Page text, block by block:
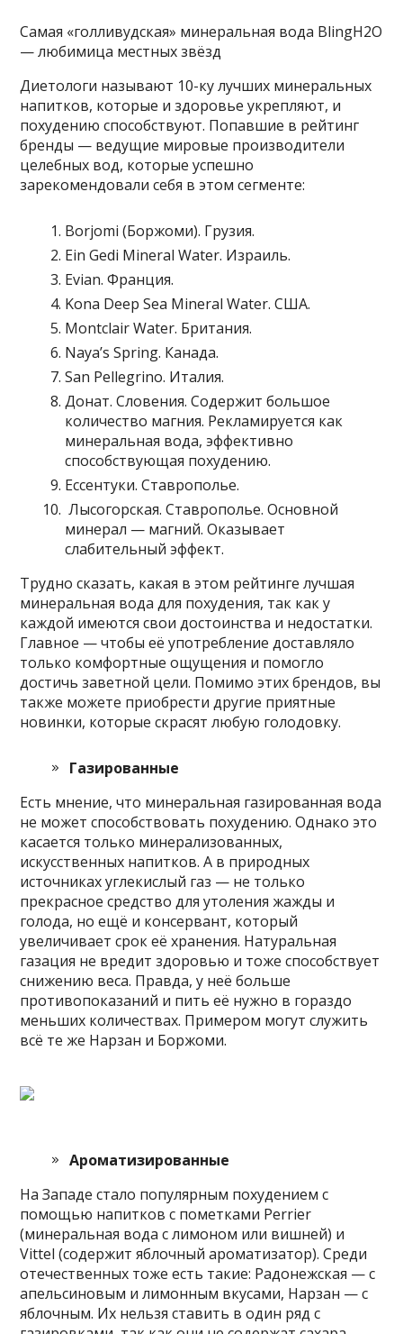
Самая «голливудская» минеральная вода BlingH2O
— любимица местных звёзд
Диетологи называют 10-ку лучших минеральных
напитков, которые и здоровье укрепляют, и
похудению способствуют. Попавшие в рейтинг
бренды — ведущие мировые производители
целебных вод, которые успешно
зарекомендовали себя в этом сегменте:
Borjomi (Боржоми). Грузия.
Ein Gedi Mineral Water. Израиль.
Evian. Франция.
Kona Deep Sea Mineral Water. США.
Montclair Water. Британия.
Naya’s Spring. Канада.
San Pellegrino. Италия.
Донат. Словения. Содержит большое
количество магния. Рекламируется как
минеральная вода, эффективно
способствующая похудению.
Ессентуки. Ставрополье.
Лысогорская. Ставрополье. Основной
минерал — магний. Оказывает
слабительный эффект.
Трудно сказать, какая в этом рейтинге лучшая
минеральная вода для похудения, так как у
каждой имеются свои достоинства и недостатки.
Главное — чтобы её употребление доставляло
только комфортные ощущения и помогло
достичь заветной цели. Помимо этих брендов, вы
также можете приобрести другие приятные
новинки, которые скрасят любую голодовку.
Газированные
Есть мнение, что минеральная газированная вода
не может способствовать похудению. Однако это
касается только минерализованных,
искусственных напитков. А в природных
источниках углекислый газ — не только
прекрасное средство для утоления жажды и
голода, но ещё и консервант, который
увеличивает срок её хранения. Натуральная
газация не вредит здоровью и тоже способствует
снижению веса. Правда, у неё больше
противопоказаний и пить её нужно в гораздо
меньших количествах. Примером могут служить
всё те же Нарзан и Боржоми.
Ароматизированные
На Западе стало популярным похудением с
помощью напитков с пометками Perrier
(минеральная вода с лимоном или вишней) и
Vittel (содержит яблочный ароматизатор). Среди
отечественных тоже есть такие: Радонежская — с
апельсиновым и лимонным вкусами, Нарзан — с
яблочным. Их нельзя ставить в один ряд с